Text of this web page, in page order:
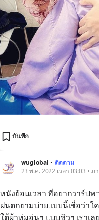
บันทึก
wuglobal • ติดตาม
23 พ.ค. 2022 เวลา 03:03 • ภ
หนังย้อนเวลา ที่อยากวาร์ปพ
ฝนตกยามบ่ายแบบนี้เชื่อว่าใ
ใต้ผ้าห่มอุ่นๆ แบบชิวๆ เราเ